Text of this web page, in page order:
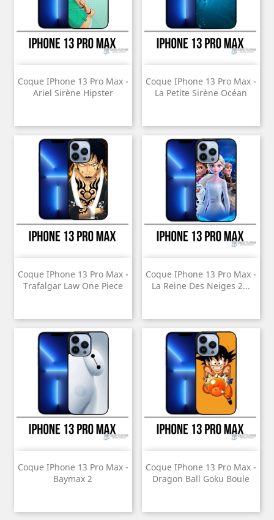
Coque IPhone 13 Pro Max -
Ariel Sirène Hipster
Coque IPhone 13 Pro Max -
La Petite Sirène Océan
Coque IPhone 13 Pro Max -
Trafalgar Law One Piece
Coque IPhone 13 Pro Max -
La Reine Des Neiges 2...
Coque IPhone 13 Pro Max -
Baymax 2
Coque IPhone 13 Pro Max -
Dragon Ball Goku Boule